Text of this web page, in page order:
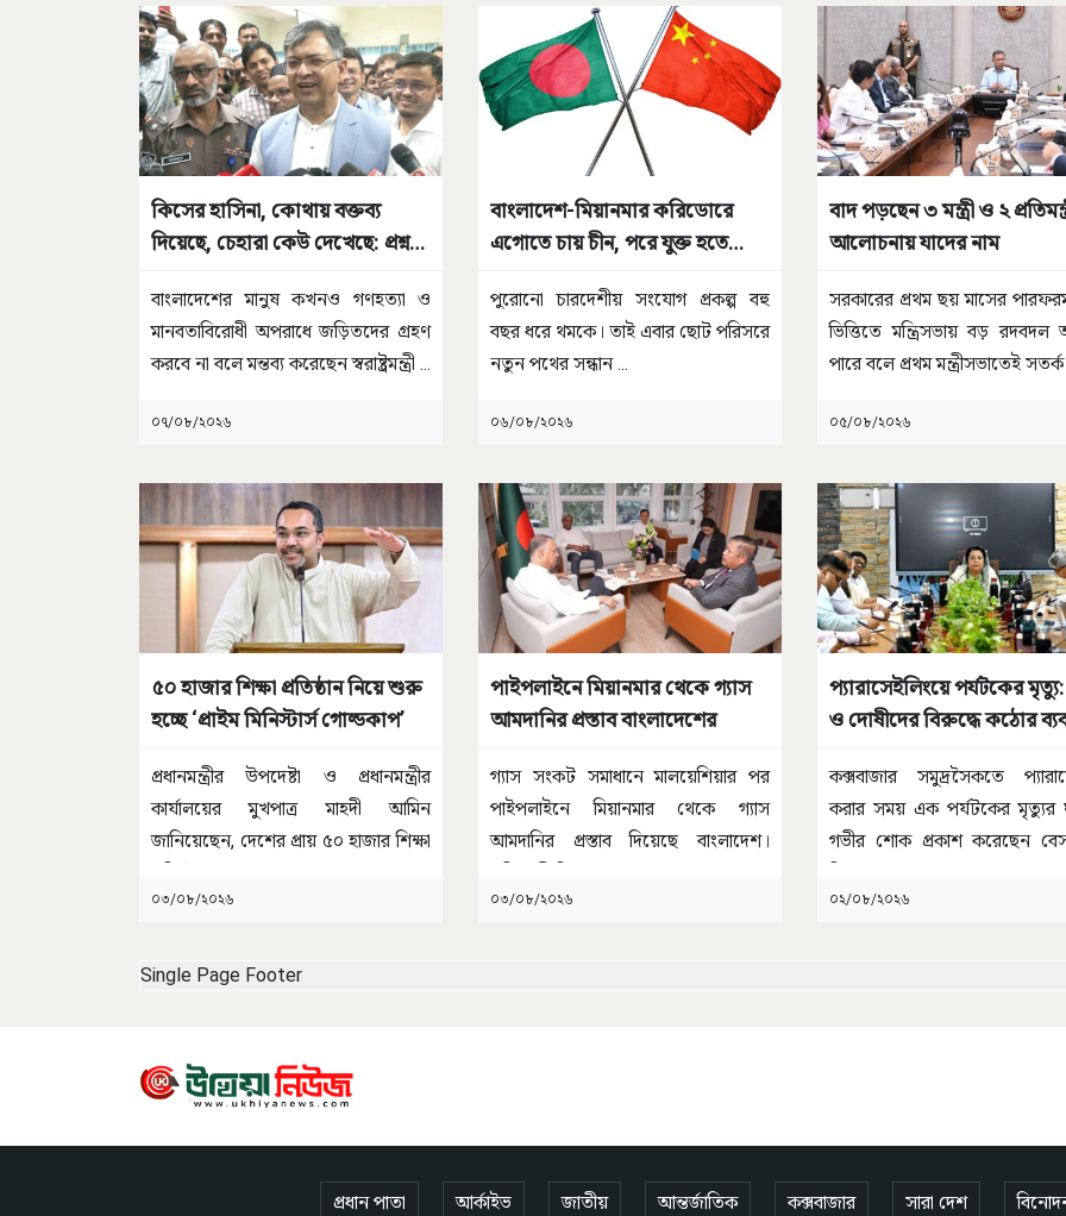
কিসের হাসিনা, কোথায় বক্তব্য
দিয়েছে, চেহারা কেউ দেখেছে: প্রশ্ন
বাংলাদেশের মানুষ কখনও গণহত্যা ও
মানবতাবিরোধী অপরাধে জড়িতদের গ্রহণ
করবে না বলে মন্তব্য করেছেন স্বরাষ্ট্রমন্ত্রী ...
০৭/০৮/২০২৬
বাংলাদেশ-মিয়ানমার করিডোরে
এগোতে চায় চীন, পরে যুক্ত হতে
পুরোনো চারদেশীয় সংযোগ প্রকল্প বহু
বছর ধরে থমকে। তাই এবার ছোট পরিসরে
নতুন পথের সন্ধান...
০৬/০৮/২০২৬
বাদ পড়ছেন ৩ মন্ত্রী ও ২
আলোচনায় যাদের নাম
সরকারের প্রথম ছয় মাসের
ভিত্তিতে মন্ত্রিসভায় বড়
পারে বলে প্রথম মন্ত্রীসভাতেই সতর্ক
০৫/০৮/২০২৬
৫০ হাজার শিক্ষা প্রতিষ্ঠান নিয়ে শুরু
হচ্ছে ‘প্রাইম মিনিস্টার্স গোল্ডকাপ’
প্রধানমন্ত্রীর উপদেষ্টা ও প্রধানমন্ত্রীর
কার্যালয়ের মুখপাত্র মাহদী আমিন
জানিয়েছেন, দেশের প্রায় ৫০ হাজার শিক্ষা
০৩/০৮/২০২৬
পাইপলাইনে মিয়ানমার থেকে গ্যাস
আমদানির প্রস্তাব বাংলাদেশের
গ্যাস সংকট সমাধানে মালয়েশিয়ার পর
পাইপলাইনে মিয়ানমার থেকে গ্যাস
আমদানির প্রস্তাব দিয়েছে বাংলাদেশ।
০৩/০৮/২০২৬
প্যারাসেইলিংয়ে পর্যটকের
ও দোষীদের বিরুদ্ধে কঠোর
কক্সবাজার সমুদ্রসৈকতে
করার সময় এক পর্যটকের মৃত্যুর
গভীর শোক প্রকাশ করেছেন
০২/০৮/২০২৬
Single Page Footer
প্রধান পাতা আর্কাইভ জাতীয় আন্তর্জাতিক কক্সবাজার সারা দেশ